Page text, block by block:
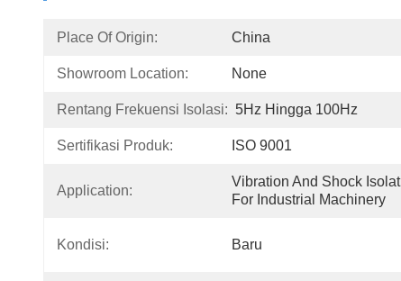
Place Of Origin: China
Showroom Location: None
Rentang Frekuensi Isolasi: 5Hz Hingga 100Hz
Sertifikasi Produk: ISO 9001
Application:
Vibration And Shock
For Industrial Machinery
Kondisi: Baru